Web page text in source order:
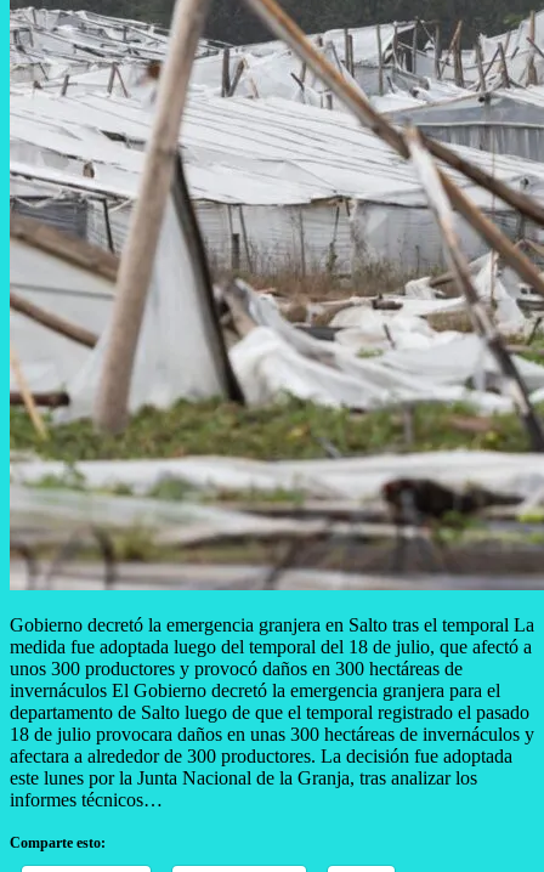
Gobierno decretó la emergencia granjera en Salto tras el temporal La
medida fue adoptada luego del temporal del 18 de julio, que afectó a
unos 300 productores y provocó daños en 300 hectáreas de
invernáculos El Gobierno decretó la emergencia granjera para el
departamento de Salto luego de que el temporal registrado el pasado
18 de julio provocara daños en unas 300 hectáreas de invernáculos y
afectara a alrededor de 300 productores. La decisión fue adoptada
este lunes por la Junta Nacional de la Granja, tras analizar los
informes técnicos…
Comparte esto: